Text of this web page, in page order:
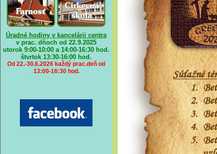
Úradné hodiny v kancelárii centra
v prac. dňoch od 22.9.2025
utorok 9:00-10:00 a 14:00-16:30 hod.
štvrtok 13:30-16:00 hod.
Od 22.-30.6.2026 každý prac.deň od
13:00-16:30 hod.